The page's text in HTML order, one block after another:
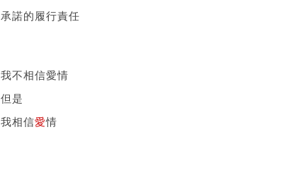
承諾的履行責任
我不相信愛情
但是
我相信愛情